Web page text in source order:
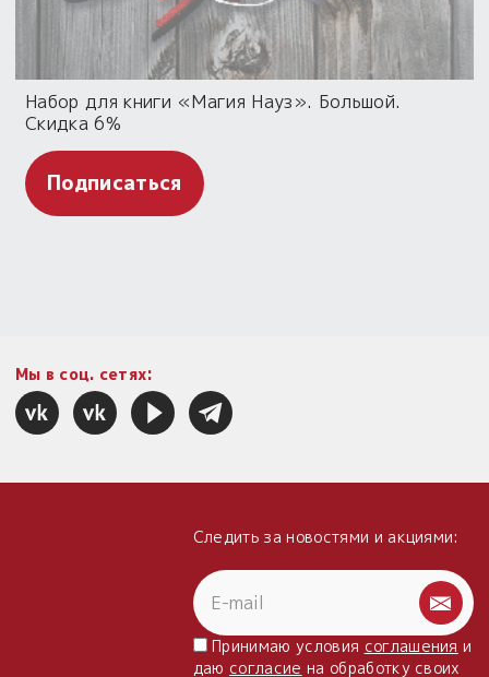
Набор для книги «Магия Науз». Большой.
Скидка 6%
Подписаться
Мы в соц. сетях:
Следить за новостями и акциями:
Принимаю условия соглашения и
даю согласие на обработку своих